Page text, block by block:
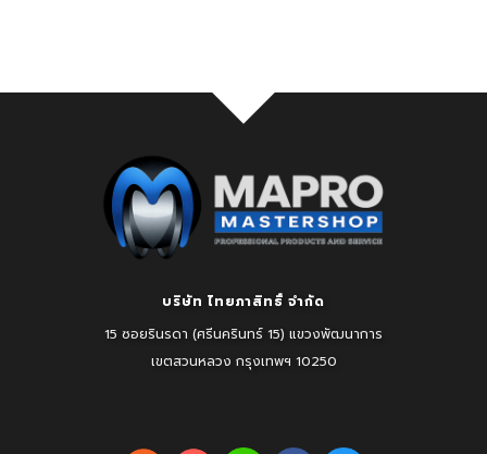
บริษัท ไทยภาสิทธิ์ จำกัด
15 ซอยรินรดา (ศรีนครินทร์ 15) แขวงพัฒนาการ
เขตสวนหลวง กรุงเทพฯ 10250